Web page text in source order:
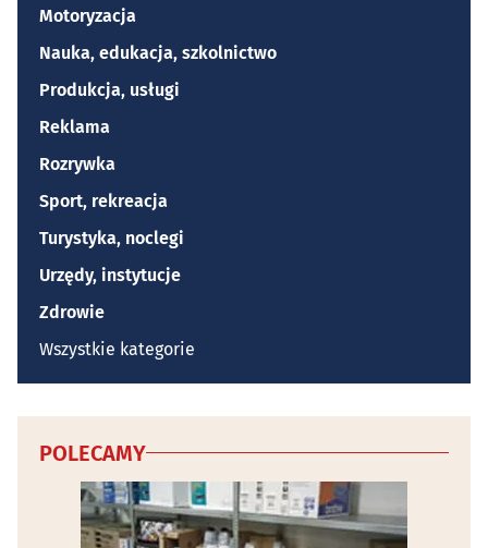
Motoryzacja
Nauka, edukacja, szkolnictwo
Produkcja, usługi
Reklama
Rozrywka
Sport, rekreacja
Turystyka, noclegi
Urzędy, instytucje
Zdrowie
Wszystkie kategorie
POLECAMY